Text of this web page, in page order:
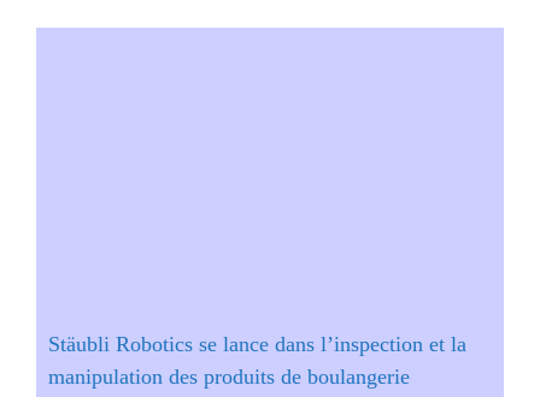
Stäubli Robotics se lance dans l’inspection et la
manipulation des produits de boulangerie